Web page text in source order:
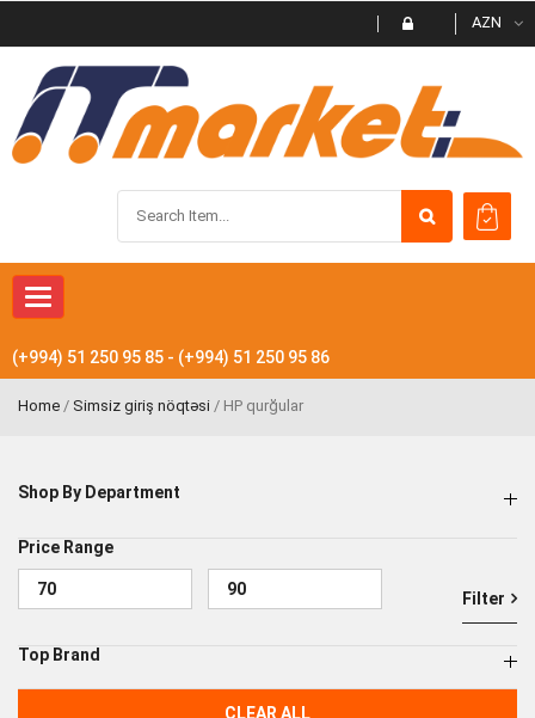
AZN
Toggle
navigation
(+994) 51 250 95 85 - (+994) 51 250 95 86
Home / Simsiz giriş nöqtəsi / HP qurğular
Shop By Department
Price Range
Filter
Top Brand
CLEAR ALL